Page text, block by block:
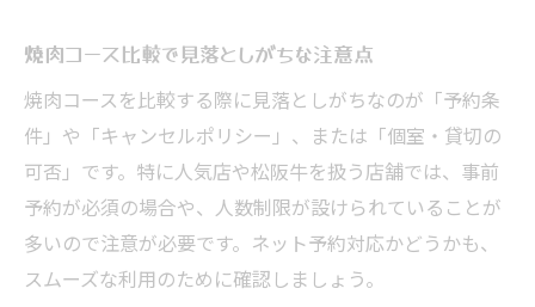
焼肉コース比較で見落としがちな注意点
焼肉コースを比較する際に見落としがちなのが「予約条
件」や「キャンセルポリシー」、または「個室・貸切の
可否」です。特に人気店や松阪牛を扱う店舗では、事前
予約が必須の場合や、人数制限が設けられていることが
多いので注意が必要です。ネット予約対応かどうかも、
スムーズな利用のために確認しましょう。